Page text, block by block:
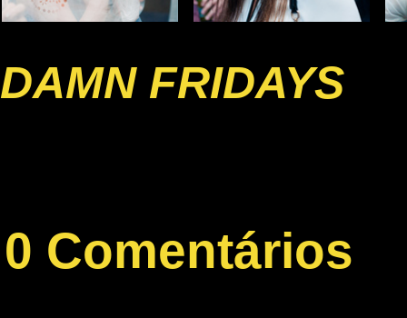
DAMN FRIDAYS
0 Comentários